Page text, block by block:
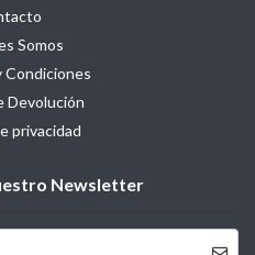
Somos
Condiciones
Devolución
privacidad
Newsletter